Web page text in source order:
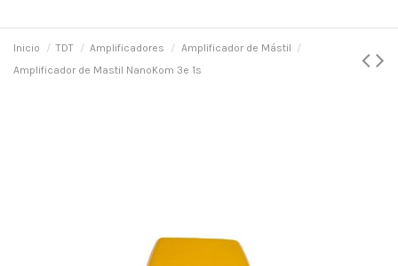
Inicio TDT Amplificadores
Amplificador de Mástil
Amplificador de Mastil NanoKom 3e 1s